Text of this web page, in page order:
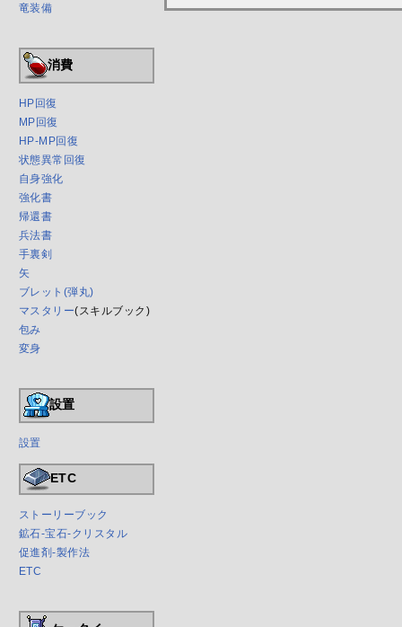
竜装備
消費
HP回復
MP回復
HP-MP回復
状態異常回復
自身強化
強化書
帰還書
兵法書
手裏剣
矢
ブレット(弾丸)
マスタリー(スキルブック)
包み
変身
設置
設置
ETC
ストーリーブック
鉱石-宝石-クリスタル
促進剤-製作法
ETC